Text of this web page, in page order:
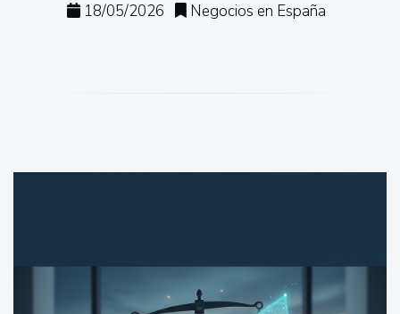
18/05/2026 Negocios en España